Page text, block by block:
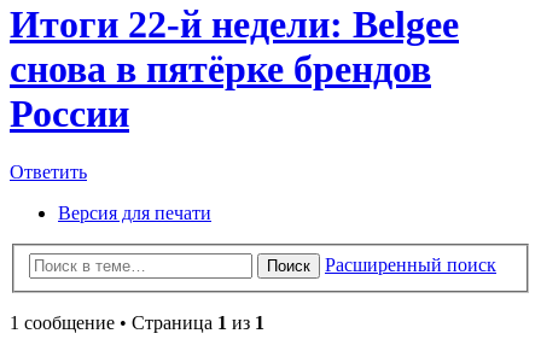
Итоги 22‑й недели: Belgee
снова в пятёрке брендов
России
Ответить
Версия для печати
Поиск Расширенный поиск
1 сообщение • Страница 1 из 1